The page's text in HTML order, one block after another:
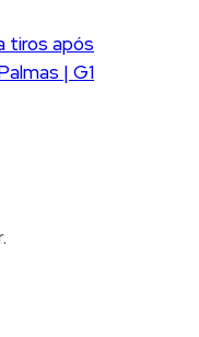
tiros após
| G1